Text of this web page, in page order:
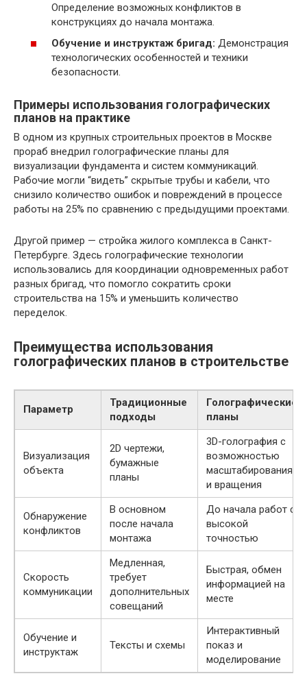
Определение возможных конфликтов в
конструкциях до начала монтажа.
Обучение и инструктаж бригад: Демонстрация
технологических особенностей и техники
безопасности.
Примеры использования голографических
планов на практике
В одном из крупных строительных проектов в Москве
прораб внедрил голографические планы для
визуализации фундамента и систем коммуникаций.
Рабочие могли “видеть” скрытые трубы и кабели, что
снизило количество ошибок и повреждений в процессе
работы на 25% по сравнению с предыдущими проектами.
Другой пример — стройка жилого комплекса в Санкт-
Петербурге. Здесь голографические технологии
использовались для координации одновременных работ
разных бригад, что помогло сократить сроки
строительства на 15% и уменьшить количество
переделок.
Преимущества использования
голографических планов в строительстве
Параметр
Традиционные
подходы
Голографические
планы
Визуализация
объекта
2D чертежи,
бумажные
планы
3D-голография с
возможностью
масштабирования
и вращения
Обнаружение
конфликтов
В основном
после начала
монтажа
До начала работ с
высокой
точностью
Скорость
коммуникации
Медленная,
требует
дополнительных
совещаний
Быстрая, обмен
информацией на
месте
Обучение и
инструктаж
Тексты и схемы
Интерактивный
показ и
моделирование